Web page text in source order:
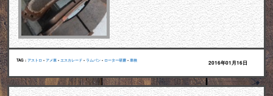
TAG : アストロ • アメ車 • エスカレード • ラムバン • ローター研磨 • 車検 2016年01月16日